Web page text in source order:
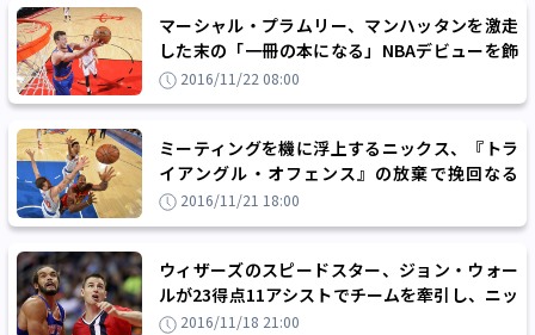
マーシャル・プラムリー、マンハッタンを激走
した末の「一冊の本になる」NBAデビューを飾
る 2016/11/22 08:00
ミーティングを機に浮上するニックス、『トラ
イアングル・オフェンス』の放棄で挽回なる
か？2016/11/21 18:00
ウィザーズのスピードスター、ジョン・ウォー
ルが23得点11アシストでチームを牽引し、ニッ
クスを撃破
2016/11/18 21:00